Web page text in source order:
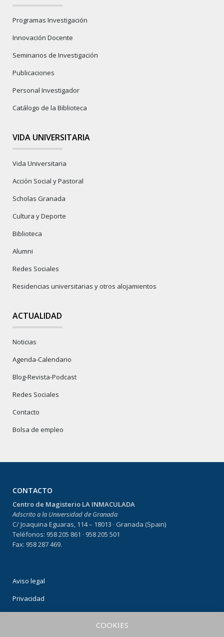
COOKIES
Programas Investigación
Innovación Docente
Seminarios de Investigación
Publicaciones
Personal Investigador
Catálogo de la Biblioteca
VIDA UNIVERSITARIA
Vida Universitaria
Acción Social y Pastoral
Scholas Granada
Cultura y Deporte
Biblioteca
Alumni
Redes Sociales
Residencias universitarias y otros alojamientos
ACTUALIDAD
Noticias
Agenda-Calendario
Blog-Revista-Podcast
Redes Sociales
Contacto
Bolsa de empleo
CONTACTO
Centro de Magisterio LA INMACULADA
Adscrito a la Universidad de Granada
C/ Joaquina Eguaras, 114 – 18013 · Granada (Spain)
Teléfonos: 958 205 861 · 958 205 501
Fax: 958 287 469.
Aviso legal
Privacidad